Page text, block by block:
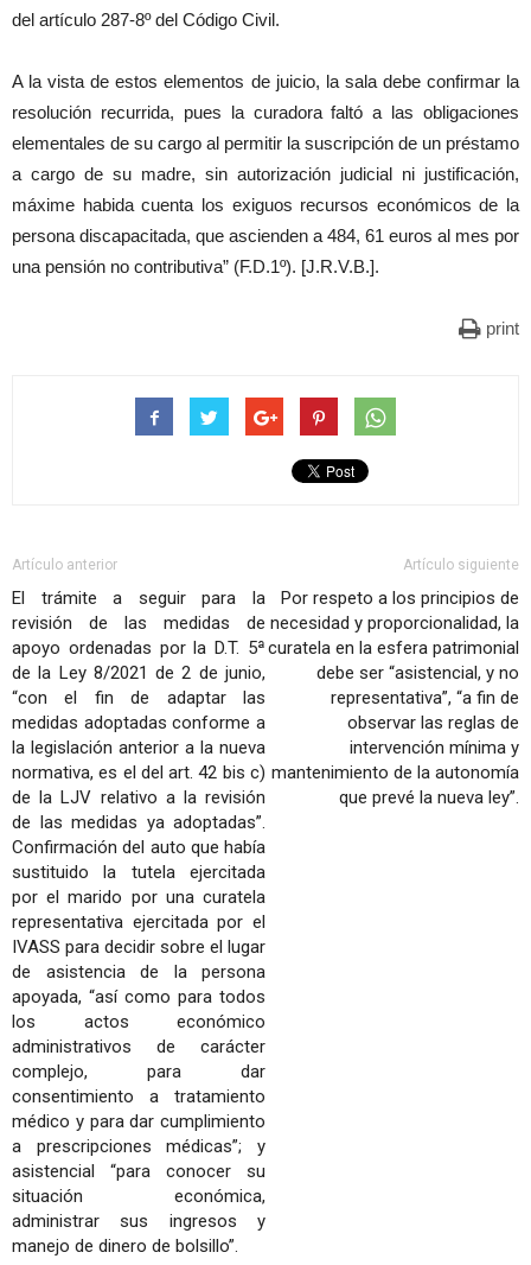
del artículo 287-8º del Código Civil.
A la vista de estos elementos de juicio, la sala debe confirmar la
resolución recurrida, pues la curadora faltó a las obligaciones
elementales de su cargo al permitir la suscripción de un préstamo
a cargo de su madre, sin autorización judicial ni justificación,
máxime habida cuenta los exiguos recursos económicos de la
persona discapacitada, que ascienden a 484, 61 euros al mes por
una pensión no contributiva” (F.D.1º). [J.R.V.B.].
print
Artículo anterior
El trámite a seguir para la
revisión de las medidas de
apoyo ordenadas por la D.T. 5ª
de la Ley 8/2021 de 2 de junio,
“con el fin de adaptar las
medidas adoptadas conforme a
la legislación anterior a la nueva
normativa, es el del art. 42 bis c)
de la LJV relativo a la revisión
de las medidas ya adoptadas”.
Confirmación del auto que había
sustituido la tutela ejercitada
por el marido por una curatela
representativa ejercitada por el
IVASS para decidir sobre el lugar
de asistencia de la persona
apoyada, “así como para todos
los actos económico
administrativos de carácter
complejo, para dar
consentimiento a tratamiento
médico y para dar cumplimiento
a prescripciones médicas”; y
asistencial “para conocer su
situación económica,
administrar sus ingresos y
manejo de dinero de bolsillo”.
Artículo siguiente
Por respeto a los principios de
necesidad y proporcionalidad, la
curatela en la esfera patrimonial
debe ser “asistencial, y no
representativa”, “a fin de
observar las reglas de
intervención mínima y
mantenimiento de la autonomía
que prevé la nueva ley”.